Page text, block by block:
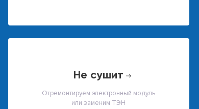
не сушит
Отремонтируем электронный модуль
или заменим ТЭН